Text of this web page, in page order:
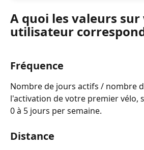
A quoi les valeurs
utilisateur
Fréquence
Nombre de jours actifs / nombre
l'activation de votre premier vélo,
0 à 5 jours per semaine.
Distance